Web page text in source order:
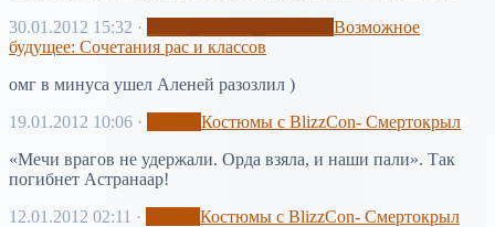
30.01.2012 15:32 ·
Возможное
будущее: Сочетания рас и классов
омг в минуса ушел Аленей разозлил )
19.01.2012 10:06 ·
Костюмы с BlizzCon- Смертокрыл
«Мечи врагов не удержали. Орда взяла, и наши пали». Так
погибнет Астранаар!
12.01.2012 02:11 ·
Костюмы с BlizzCon- Смертокрыл